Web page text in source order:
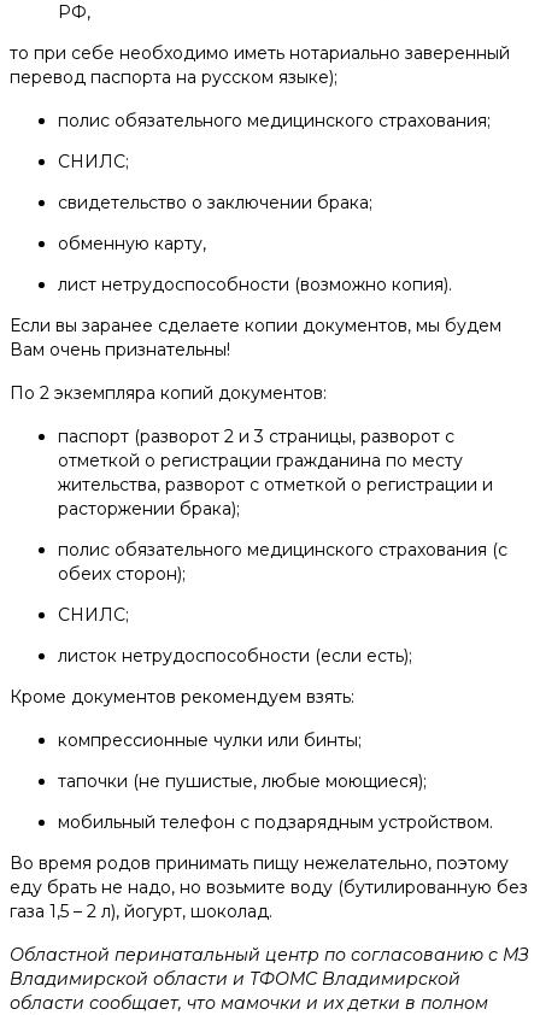
РФ,
то при себе необходимо иметь нотариально заверенный
перевод паспорта на русском языке);
полис обязательного медицинского страхования;
СНИЛС;
свидетельство о заключении брака;
обменную карту,
лист нетрудоспособности (возможно копия).
Если вы заранее сделаете копии документов, мы будем
Вам очень признательны!
По 2 экземпляра копий документов:
паспорт (разворот 2 и 3 страницы, разворот с
отметкой о регистрации гражданина по месту
жительства, разворот с отметкой о регистрации и
расторжении брака);
полис обязательного медицинского страхования (с
обеих сторон);
СНИЛС;
листок нетрудоспособности (если есть);
Кроме документов рекомендуем взять:
компрессионные чулки или бинты;
тапочки (не пушистые, любые моющиеся);
мобильный телефон с подзарядным устройством.
Во время родов принимать пищу нежелательно, поэтому
еду брать не надо, но возьмите воду (бутилированную без
газа 1,5 – 2 л), йогурт, шоколад.
Областной перинатальный центр по согласованию с МЗ
Владимирской области и ТФОМС Владимирской
области сообщает, что мамочки и их детки в полном